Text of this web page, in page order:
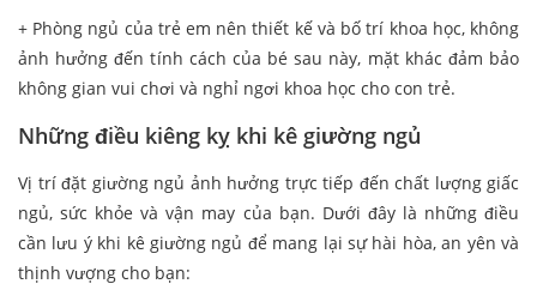
+ Phòng ngủ của trẻ em nên thiết kế và bố trí khoa học, không
ảnh hưởng đến tính cách của bé sau này, mặt khác đảm bảo
không gian vui chơi và nghỉ ngơi khoa học cho con trẻ.
Những điều kiêng kỵ khi kê giường ngủ
Vị trí đặt giường ngủ ảnh hưởng trực tiếp đến chất lượng giấc
ngủ, sức khỏe và vận may của bạn. Dưới đây là những điều
cần lưu ý khi kê giường ngủ để mang lại sự hài hòa, an yên và
thịnh vượng cho bạn: